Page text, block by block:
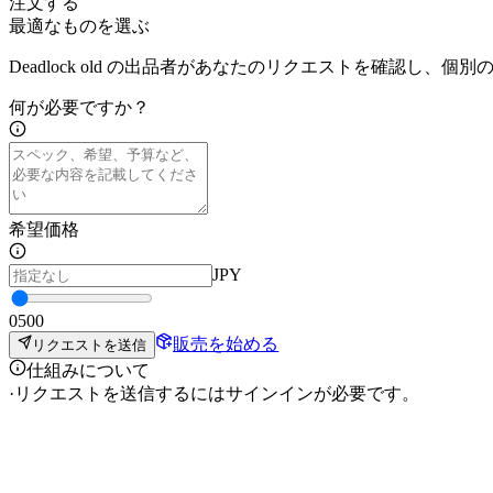
最適なものを選ぶ
Deadlock old の出品者があなたのリクエストを確認し、個別
何が必要ですか？
希望価格
JPY
0500
リクエストを送信
販売を始める
仕組みについて
· リクエストを送信するにはサインインが必要です。